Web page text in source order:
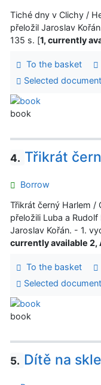
Tiché dny v Clichy /
přeložil Jaroslav
135 s. [1, currently
To the basket
Selected
book
4. Třikrát
Borrow
Třikrát černý Harlem /
přeložili Luba a
Jaroslav Kořán. - 1.
currently available 2,
To the basket
Selected
book
5. Dítě na